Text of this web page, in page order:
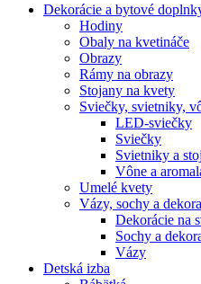
Dekorácie a bytové
Hodiny
Obaly na kvetináče
Obrazy
Rámy na obrazy
Stojany na kvety
Sviečky, svietniky,
LED-sviečky
Sviečky
Svietniky a
Vône a
Umelé kvety
Vázy, sochy a
Dekorácie na
Sochy a
Vázy
Detská izba